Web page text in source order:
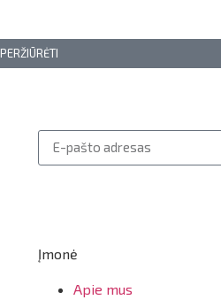
PERŽIŪRĖTI
Įmonė
Apie mus